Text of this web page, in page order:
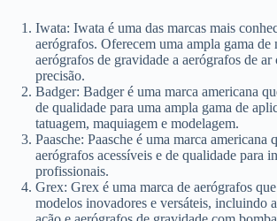
Iwata: Iwata é uma das marcas mais
aerógrafos. Oferecem uma ampla gama de
aerógrafos de gravidade a aerógrafos de
precisão.
Badger: Badger é uma marca americana
de qualidade para uma ampla gama de
tatuagem, maquiagem e modelagem.
Paasche: Paasche é uma marca americana
aerógrafos acessíveis e de qualidade para
profissionais.
Grex: Grex é uma marca de aerógrafos
modelos inovadores e versáteis, incluindo